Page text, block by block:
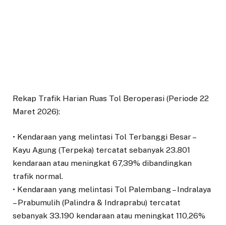
Rekap Trafik Harian Ruas Tol Beroperasi (Periode 22
Maret 2026):
• Kendaraan yang melintasi Tol Terbanggi Besar –
Kayu Agung (Terpeka) tercatat sebanyak 23.801
kendaraan atau meningkat 67,39% dibandingkan
trafik normal.
• Kendaraan yang melintasi Tol Palembang – Indralaya
– Prabumulih (Palindra & Indraprabu) tercatat
sebanyak 33.190 kendaraan atau meningkat 110,26%